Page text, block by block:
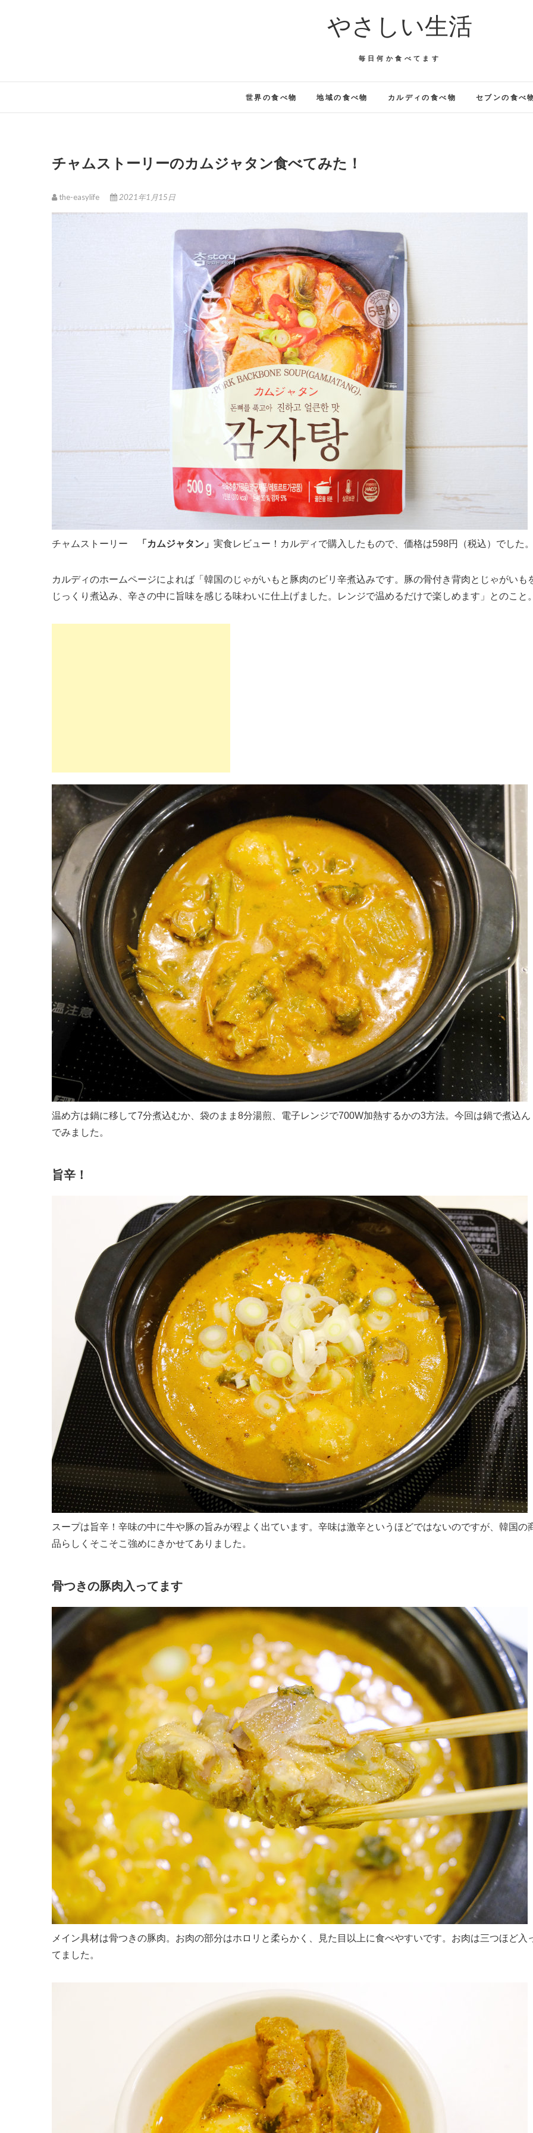
やさしい生活
毎日何か食べてます
世界の食べ物 地域の食べ物 カルディの食べ物 セブンの食べ
チャムストーリーのカムジャタン食べてみた！
the-easylife 2021年1月15日
チャムストーリー 「カムジャタン」 実食レビュー！カルディで購入したもので、価格は598円（税込）でした
カルディのホームページによれば「韓国のじゃがいもと豚肉のビリ辛煮込みです。豚の骨付き背肉とじゃがいも
じっくり煮込み、辛さの中に旨味を感じる味わいに仕上げました。レンジで温めるだけで楽しめます」とのこと
温め方は鍋に移して7分煮込むか、袋のまま8分湯煎、電子レンジで700W加熱するかの3方法。今回は鍋で煮込ん
でみました。
旨辛！
スープは旨辛！辛味の中に牛や豚の旨みが程よく出ています。辛味は激辛というほどではないのですが、韓国の
品らしくそこそこ強めにきかせてありました。
骨つきの豚肉入ってます
メイン具材は骨つきの豚肉。お肉の部分はホロリと柔らかく、見た目以上に食べやすいです。お肉は三つほど入
てました。